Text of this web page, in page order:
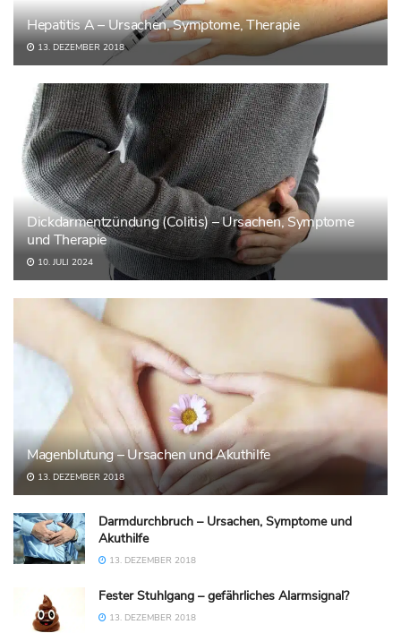
Hepatitis A – Ursachen, Symptome, Therapie
13. DEZEMBER 2018
Dickdarmentzündung (Colitis) – Ursachen, Symptome
und Therapie
10. JULI 2024
Magenblutung – Ursachen und Akuthilfe
13. DEZEMBER 2018
Darmdurchbruch – Ursachen, Symptome und
Akuthilfe
13. DEZEMBER 2018
Fester Stuhlgang – gefährliches Alarmsignal?
13. DEZEMBER 2018